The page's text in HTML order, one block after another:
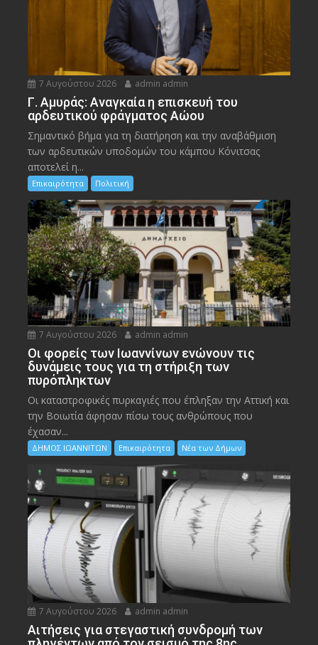
7 Αυγούστου 2026 admin admin
Γ. Αμυράς: Αναγκαία η επισκευή του
αρδευτικού φράγματος Αώου
Σημαντικό βήμα για τη διατήρηση και την αναβάθμιση
των αρδευτικών υποδομών του κάμπου Κόνιτσας
αποτελεί η...
Επικαιρότητα Πολιτική
7 Αυγούστου 2026 admin admin
Οι φορείς των Ιωαννίνων ενώνουν τις
δυνάμεις τους για τη στήριξη των
πυρόπληκτων
Οι καταστροφικές πυρκαγιές που έπληξαν την Αττική και
την Bοιωτία άφησαν πίσω τους ανθρώπους που
έχασαν...
ΔΗΜΟΣ ΙΩΑΝΝΙΤΩΝ Επικαιρότητα Νέα των Δήμων
7 Αυγούστου 2026 admin admin
Αιτήσεις για στεγαστική συνδρομή των